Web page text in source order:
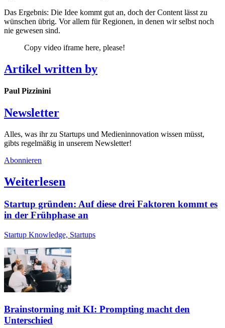
Das Ergebnis: Die Idee kommt gut an, doch der Content lässt zu
wünschen übrig. Vor allem für Regionen, in denen wir selbst noch
nie gewesen sind.
Copy video iframe here, please!
Artikel written by
Paul Pizzinini
Newsletter
Alles, was ihr zu Startups und Medieninnovation wissen müsst,
gibts regelmäßig in unserem Newsletter!
Abonnieren
Weiterlesen
Startup gründen: Auf diese drei Faktoren kommt es
in der Frühphase an
Startup Knowledge, Startups
Brainstorming mit KI: Prompting macht den
Unterschied